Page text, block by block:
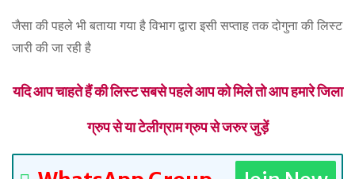
जैसा की पहले भी बताया गया है विभाग द्वारा इसी सप्ताह तक दोगुना की लिस्ट
जारी की जा रही है
यदि आप चाहते हैं की लिस्ट सबसे पहले आप को मिले तो आप हमारे जिला
ग्रुप से या टेलीग्राम ग्रुप से जरुर जुड़ें